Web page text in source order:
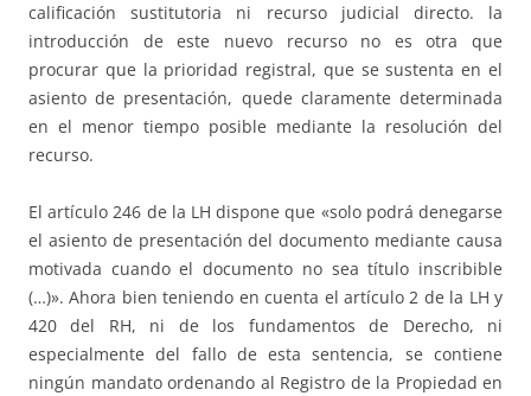
calificación sustitutoria ni recurso judicial directo. la
introducción de este nuevo recurso no es otra que
procurar que la prioridad registral, que se sustenta en el
asiento de presentación, quede claramente determinada
en el menor tiempo posible mediante la resolución del
recurso.
El artículo 246 de la LH dispone que «solo podrá denegarse
el asiento de presentación del documento mediante causa
motivada cuando el documento no sea título inscribible
(…)». Ahora bien teniendo en cuenta el artículo 2 de la LH y
420 del RH, ni de los fundamentos de Derecho, ni
especialmente del fallo de esta sentencia, se contiene
ningún mandato ordenando al Registro de la Propiedad en